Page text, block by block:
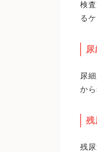
検
る
尿
か
残
残